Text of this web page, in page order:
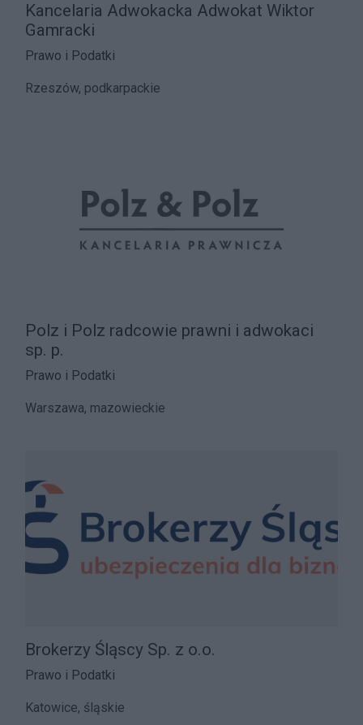
Kancelaria Adwokacka Adwokat Wiktor
Gamracki
Prawo i Podatki
Rzeszów, podkarpackie
Polz i Polz radcowie prawni i adwokaci
sp. p.
Prawo i Podatki
Warszawa, mazowieckie
Brokerzy Śląscy Sp. z o.o.
Prawo i Podatki
Katowice, śląskie